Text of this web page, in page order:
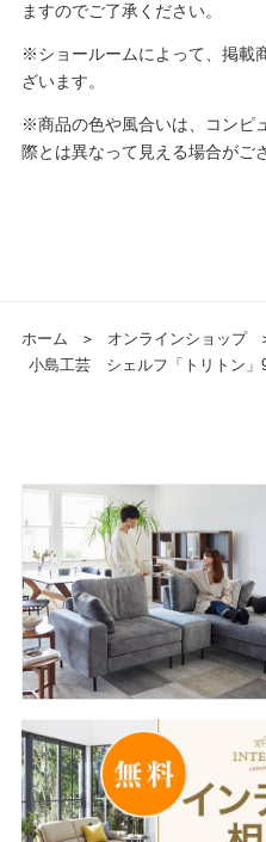
ますのでご了承ください。
※ショールームによって、掲載
ざいます。
※商品の色や風合いは、コンピ
際とは異なって見える場合がご
ホーム ＞ オンラインショップ
小島工芸 シェルフ「トリトン」